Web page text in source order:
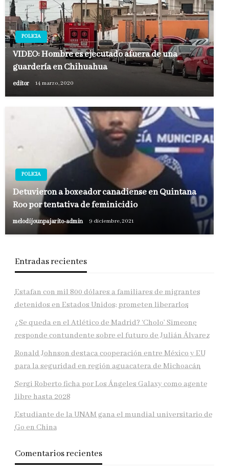
POLICIA
VIDEO: Hombre es ejecutado afuera de una
guardería en Chihuahua
editor 14 marzo, 2020
POLICIA
Detuvieron a boxeador canadiense en Quintana
Roo por tentativa de feminicidio
melodijounpajarito-admin 9 diciembre, 2021
Entradas recientes
Estafan con mil 800 dólares a familiares de migrantes
detenidos en Estados Unidos; prometen liberarlos
¿Se queda en el Atlético de Madrid? ‘Cholo’ Simeone
responde contundente sobre el futuro de Julián Álvarez
Ronald Johnson destaca cooperación entre México y EU
para la seguridad en región aguacatera de Michoacán
Sergi Roberto ficha por Los Ángeles Galaxy como agente
libre hasta 2028
Estudiante de la UNAM gana el mundial universitario de
Go en China
Comentarios recientes